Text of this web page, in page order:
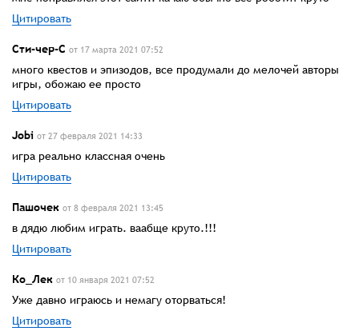
Цитировать
Сти-чер-С от 17 марта 2021 07:52
много квестов и эпизодов, все продумали до мелочей авторы
игры, обожаю ее просто
Цитировать
Jobi от 27 февраля 2021 14:33
игра реально классная очень
Цитировать
Пашочек от 8 февраля 2021 13:45
в дядю любим играть. ваабще круто.!!!
Цитировать
Ко_Лек от 10 января 2021 07:52
Уже давно играюсь и немагу оторваться!
Цитировать